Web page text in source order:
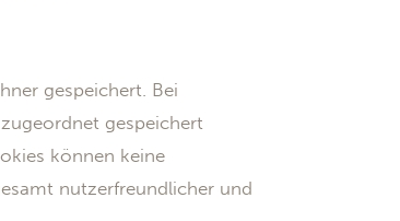
gespeichert. Bei
gespeichert
können keine
nutzerfreundlicher und